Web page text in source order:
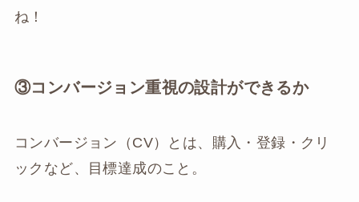
ね！
③コンバージョン重視の設計ができるか
コンバージョン（CV）とは、購入・登録・クリ
ックなど、目標達成のこと。